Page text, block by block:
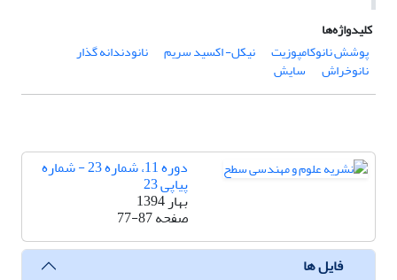
کلیدواژه‌ها
پوشش نانوکامپوزیت
نیکل- اکسید سریم نانودندانه گذار
نانوخراش سایش
دوره 11، شماره 23 - شماره
پیاپی 23
بهار 1394
صفحه77-87
فایل ها